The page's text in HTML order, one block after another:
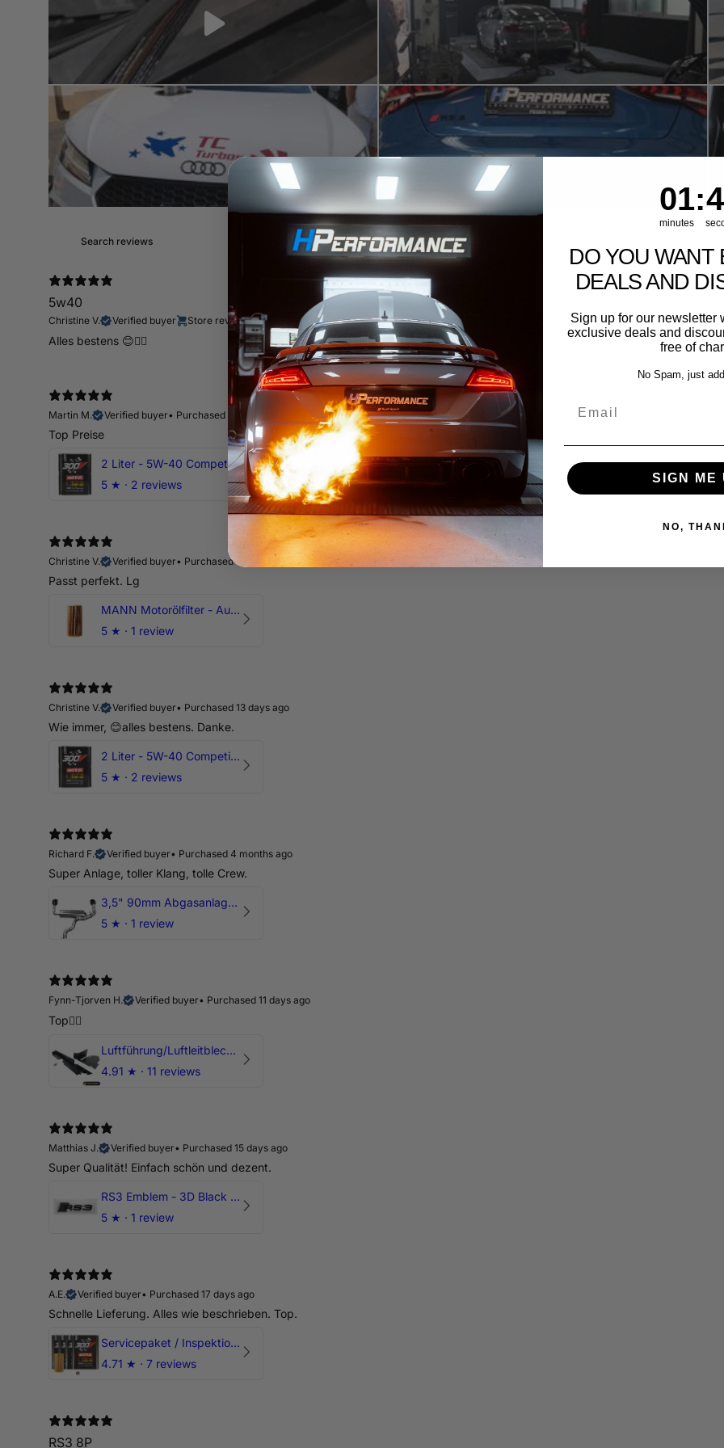
5w40
Christine V. Verified buyer Store review
Alles bestens 😊👍🏻
Martin M.
Verified buyer• Purchased 10 days ago
Top Preise
2 Liter - 5W-40 Competition 300V Motul Motoröl
5 ★ · 2 reviews
Christine V.
Verified buyer• Purchased 13 days ago
Passt perfekt. Lg
MANN Motorölfilter - Audi RS3 TTRS RSQ3 VZ5 - DAZ DNW
5 ★ · 1 review
Christine V.
Verified buyer• Purchased 13 days ago
Wie immer, 😊alles bestens. Danke.
2 Liter - 5W-40 Competition 300V Motul Motoröl
5 ★ · 2 reviews
Richard F.
Verified buyer• Purchased 4 months ago
Super Anlage, toller Klang, tolle Crew.
3,5" 90mm Abgasanlage AUDI RSQ3 DNWA 2.5 TFSI
5 ★ · 1 review
Fynn-Tjorven H.
Verified buyer• Purchased 11 days ago
Top👍🏼
Luftführung/Luftleitblech 5" 125mm offene Ansaugung HPerformance
4.91 ★ · 11 reviews
Matthias J.
Verified buyer• Purchased 15 days ago
Super Qualität! Einfach schön und dezent.
RS3 Emblem - 3D Black Edition - Schwarz/Schwarz Logo Modellschriftzug
5 ★ · 1 review
A.E.
Verified buyer• Purchased 17 days ago
Schnelle Lieferung. Alles wie beschrieben. Top.
Servicepaket / Inspektionspaket 1 mit Motul 300V 5W40 - 5W50 für alle 2.5 TFSI Modelle
4.71 ★ · 7 reviews
RS3 8P
1
01
minutes
: 39
DO YOU WANT
DEALS AND
Sign up for our newsletter
exclusive deals and
free of
No Spam, just
SIGN ME
NO,